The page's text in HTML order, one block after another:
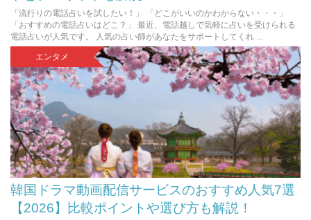
「流行りの電話占いを試したい！」 「どこがいいのかわからない・・・」
「おすすめの電話占いはどこ？」 最近、電話越しで気軽に占いを受けられる
電話占いが人気です。 人気の占い師があなたをサポートしてくれ ...
エンタメ
韓国ドラマ動画配信サービスのおすすめ人気7選
【2026】比較ポイントや選び方も解説！